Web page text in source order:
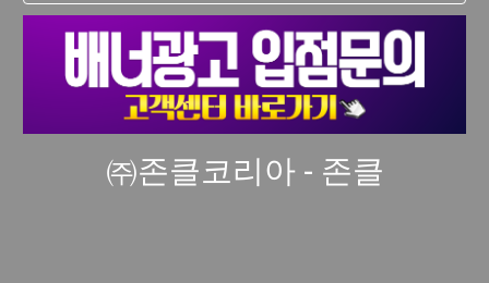
㈜존클코리아 - 존클